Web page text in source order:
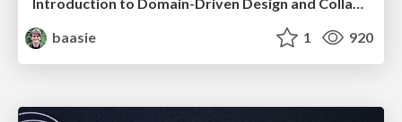
baasie
1 920